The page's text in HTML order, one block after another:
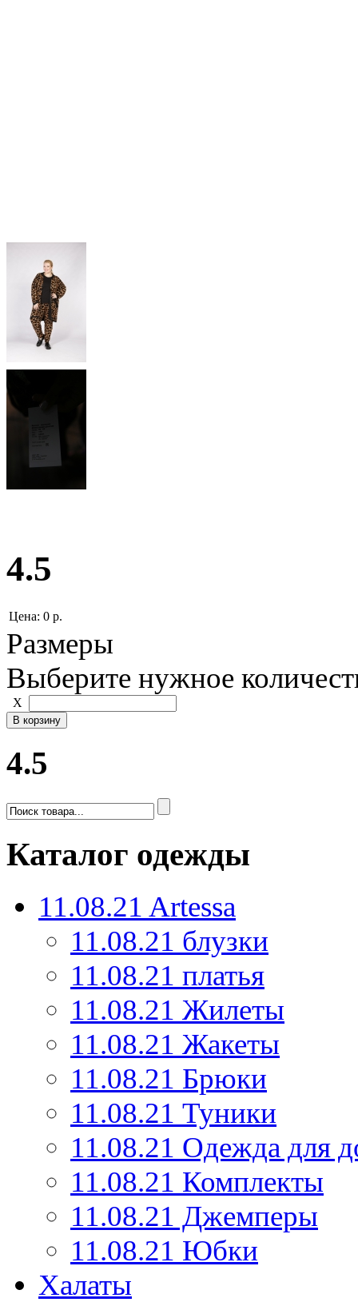
4.5
Цена: 0 р.
Размеры
Выберите нужное
Х
4.5
Каталог одежды
11.08.21 Artessa
11.08.21 блузки
11.08.21 платья
11.08.21 Жилеты
11.08.21 Жакеты
11.08.21 Брюки
11.08.21 Туники
11.08.21 Одежда для
11.08.21 Комплекты
11.08.21 Джемперы
11.08.21 Юбки
Халаты